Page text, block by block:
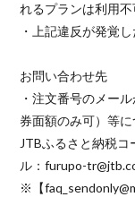
れるプランは利用不
・上記違反が発覚
お問い合わせ先
・注文番号のメー
券面額のみ可）等に
JTBふるさと納税
ル：furupo-
※【